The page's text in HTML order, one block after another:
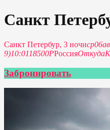
Санкт
Санкт Петербур, 3 ночиср06
9)10:0118500РРоссияОткуда
Забронировать